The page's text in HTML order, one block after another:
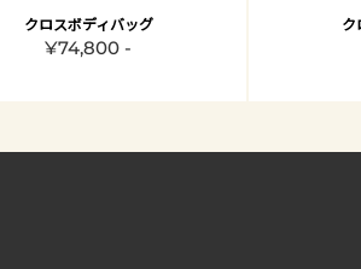
クロスボディバッグ
¥74,800 -
ク